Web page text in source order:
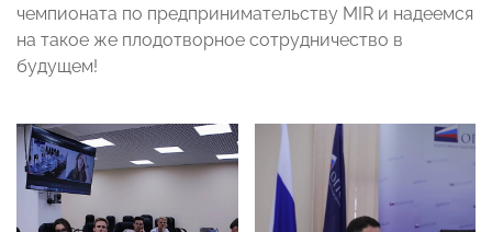
чемпионата по предпринимательству MIR и надеемся
на такое же плодотворное сотрудничество в
будущем!